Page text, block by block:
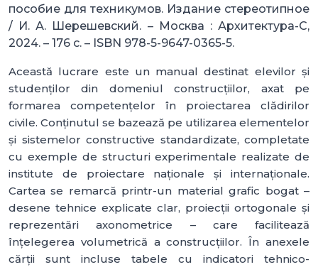
пособие для техникумов. Издание стереотипное
/ И. А. Шерешевский. – Москва : Архитектура-С,
2024. – 176 с. – ISBN 978-5-9647-0365-5.
Această lucrare este un manual destinat elevilor și
studenților din domeniul construcțiilor, axat pe
formarea competențelor în proiectarea clădirilor
civile. Conținutul se bazează pe utilizarea elementelor
și sistemelor constructive standardizate, completate
cu exemple de structuri experimentale realizate de
institute de proiectare naționale și internaționale.
Cartea se remarcă printr-un material grafic bogat –
desene tehnice explicate clar, proiecții ortogonale și
reprezentări axonometrice – care facilitează
înțelegerea volumetrică a construcțiilor. În anexele
cărții sunt incluse tabele cu indicatori tehnico-